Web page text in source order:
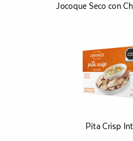
Jocoque Seco con
Pita Crisp